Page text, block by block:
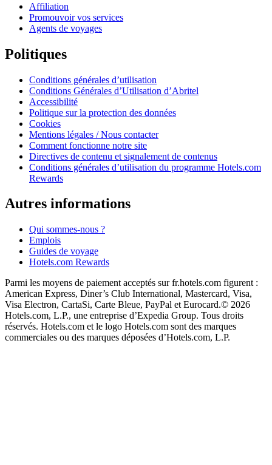
Affiliation
Promouvoir vos services
Agents de voyages
Politiques
Conditions générales d’utilisation
Conditions Générales d’Utilisation d’Abritel
Accessibilité
Politique sur la protection des données
Cookies
Mentions légales / Nous contacter
Comment fonctionne notre site
Directives de contenu et signalement de contenus
Conditions générales d’utilisation du programme Hotels.com
Rewards
Autres informations
Qui sommes-nous ?
Emplois
Guides de voyage
Hotels.com Rewards
Parmi les moyens de paiement acceptés sur fr.hotels.com figurent :
American Express, Diner’s Club International, Mastercard, Visa,
Visa Electron, CartaSi, Carte Bleue, PayPal et Eurocard.© 2026
Hotels.com, L.P., une entreprise d’Expedia Group. Tous droits
réservés. Hotels.com et le logo Hotels.com sont des marques
commerciales ou des marques déposées d’Hotels.com, L.P.